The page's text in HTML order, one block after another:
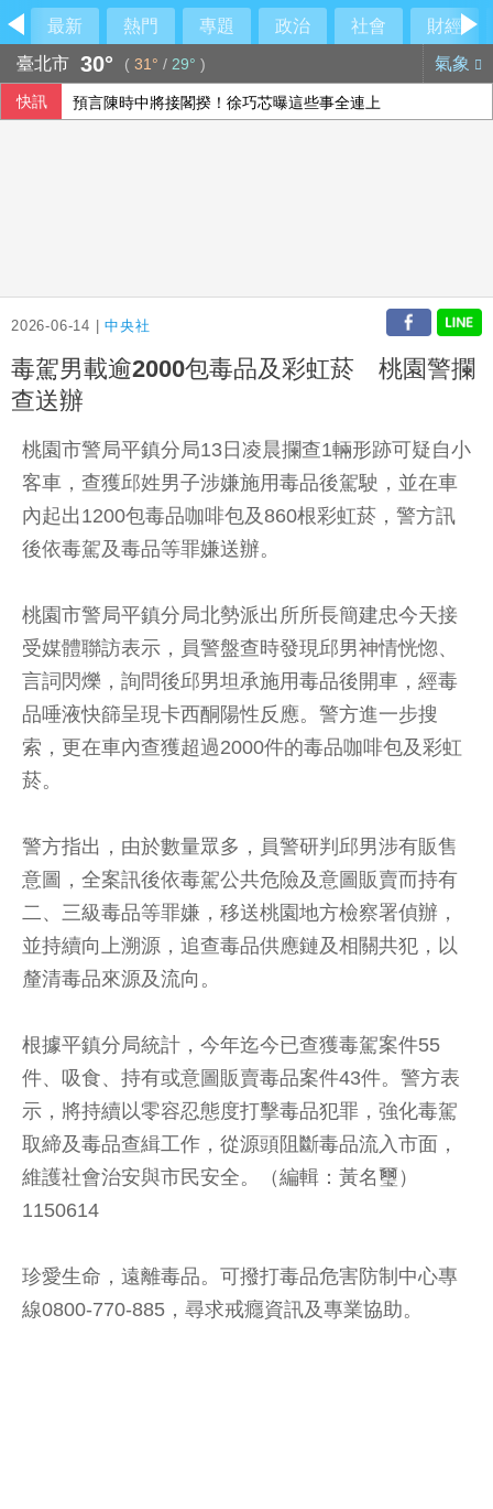
最新 熱門 專題 政治 社會
財經
臺北市 30° ( 31° / 29° ) 氣象
快訊 預言陳時中將接閣揆！徐巧芯曝這些事全連上
2026-06-14 |中央社
毒駕男載逾2000包毒品及彩虹菸 桃園警攔
查送辦
桃園市警局平鎮分局13日凌晨攔查1輛形跡可疑自小
客車，查獲邱姓男子涉嫌施用毒品後駕駛，並在車
內起出1200包毒品咖啡包及860根彩虹菸，警方訊
後依毒駕及毒品等罪嫌送辦。
桃園市警局平鎮分局北勢派出所所長簡建忠今天接
受媒體聯訪表示，員警盤查時發現邱男神情恍惚、
言詞閃爍，詢問後邱男坦承施用毒品後開車，經毒
品唾液快篩呈現卡西酮陽性反應。警方進一步搜
索，更在車內查獲超過2000件的毒品咖啡包及彩虹
菸。
警方指出，由於數量眾多，員警研判邱男涉有販售
意圖，全案訊後依毒駕公共危險及意圖販賣而持有
二、三級毒品等罪嫌，移送桃園地方檢察署偵辦，
並持續向上溯源，追查毒品供應鏈及相關共犯，以
釐清毒品來源及流向。
根據平鎮分局統計，今年迄今已查獲毒駕案件55
件、吸食、持有或意圖販賣毒品案件43件。警方表
示，將持續以零容忍態度打擊毒品犯罪，強化毒駕
取締及毒品查緝工作，從源頭阻斷毒品流入市面，
維護社會治安與市民安全。（編輯：黃名璽）
1150614
珍愛生命，遠離毒品。可撥打毒品危害防制中心專
線0800-770-885，尋求戒癮資訊及專業協助。